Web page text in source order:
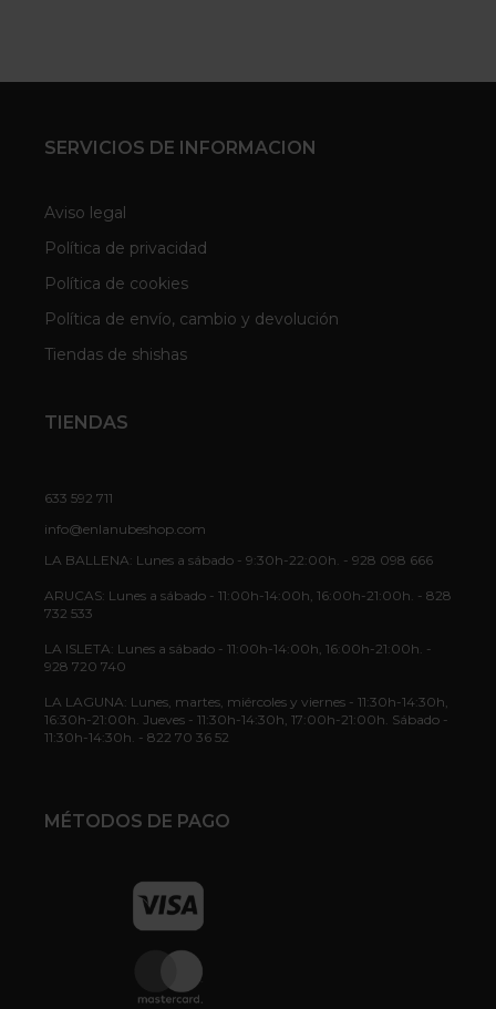
SERVICIOS DE INFORMACION
Aviso legal
Política de privacidad
Política de cookies
Política de envío, cambio y devolución
Tiendas de shishas
TIENDAS
633 592 711
info@enlanubeshop.com
LA BALLENA: Lunes a sábado - 9:30h-22:00h. - 928 098 666
ARUCAS: Lunes a sábado - 11:00h-14:00h, 16:00h-21:00h. - 828
732 533
LA ISLETA: Lunes a sábado - 11:00h-14:00h, 16:00h-21:00h. -
928 720 740
LA LAGUNA: Lunes, martes, miércoles y viernes - 11:30h-14:30h,
16:30h-21:00h. Jueves - 11:30h-14:30h, 17:00h-21:00h. Sábado -
11:30h-14:30h. - 822 70 36 52
MÉTODOS DE PAGO